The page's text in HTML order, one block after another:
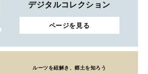
デジタルコレクション
ページを見る
ルーツを紐解き、郷土を知ろう